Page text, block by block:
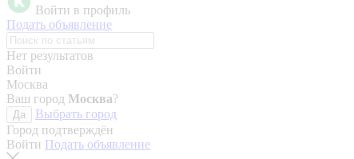
Войти в профиль
Подать объявление
Нет результатов
Войти
Москва
Ваш город Москва?
Да
Выбрать город
Город подтверждён
Войти Подать объявление